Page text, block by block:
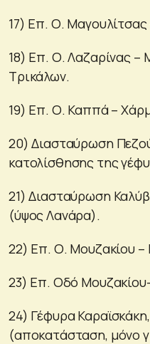
17) Επ. Ο. Μαγουλίτσας
18) Επ. Ο. Λαζαρίνας –
Τρικάλων.
19) Επ. Ο. Καππά –
20) Διασταύρωση
κατολίσθησης της
21) Διασταύρωση
(ύψος Λανάρα).
22) Επ. Ο. Μουζακίου –
23) Eπ. Οδό
24) Γέφυρα
(αποκατάσταση, μόνο